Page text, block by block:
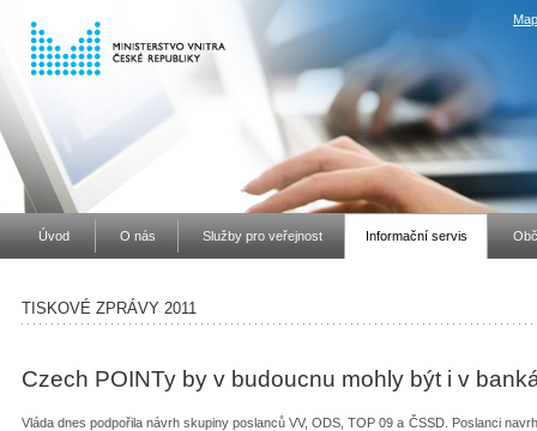
Úvod O nás Služby pro veřejnost Informační servis
TISKOVÉ ZPRÁVY 2011
Czech POINTy by v budoucnu mohly být i v
Vláda dnes podpořila návrh skupiny poslanců VV, ODS, TOP 09 a ČSSD. Poslanci